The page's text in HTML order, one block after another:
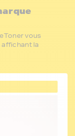
vous
la